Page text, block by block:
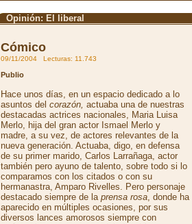
Opinión: El liberal
Cómico
09/11/2004 Lecturas: 11.743
Publio
Hace unos días, en un espacio dedicado a lo
asuntos del corazón, actuaba una de nuestras
destacadas actrices nacionales, Maria Luisa
Merlo, hija del gran actor Ismael Merlo y
madre, a su vez, de actores relevantes de la
nueva generación. Actuaba, digo, en defensa
de su primer marido, Carlos Larrañaga, actor
también pero ayuno de talento, sobre todo si lo
comparamos con los citados o con su
hermanastra, Amparo Rivelles. Pero personaje
destacado siempre de la prensa rosa, donde ha
aparecido en múltiples ocasiones, por sus
diversos lances amorosos siempre con